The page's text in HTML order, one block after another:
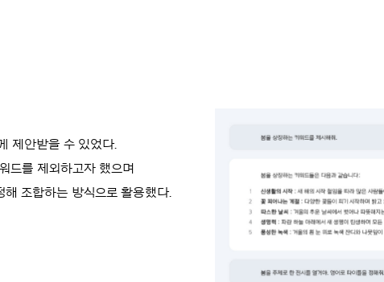
제안받을 수 있었다.
드를 제외하고자 했으며
해 조합하는 방식으로 활용했다.